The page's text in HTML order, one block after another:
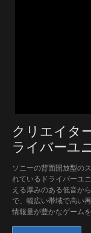
クリエイタ
ライバーユ
ソニーの背面開放型の
れているドライバーユ
える厚みのある低音か
で、幅広い帯域で高い
情報量が豊かなゲーム